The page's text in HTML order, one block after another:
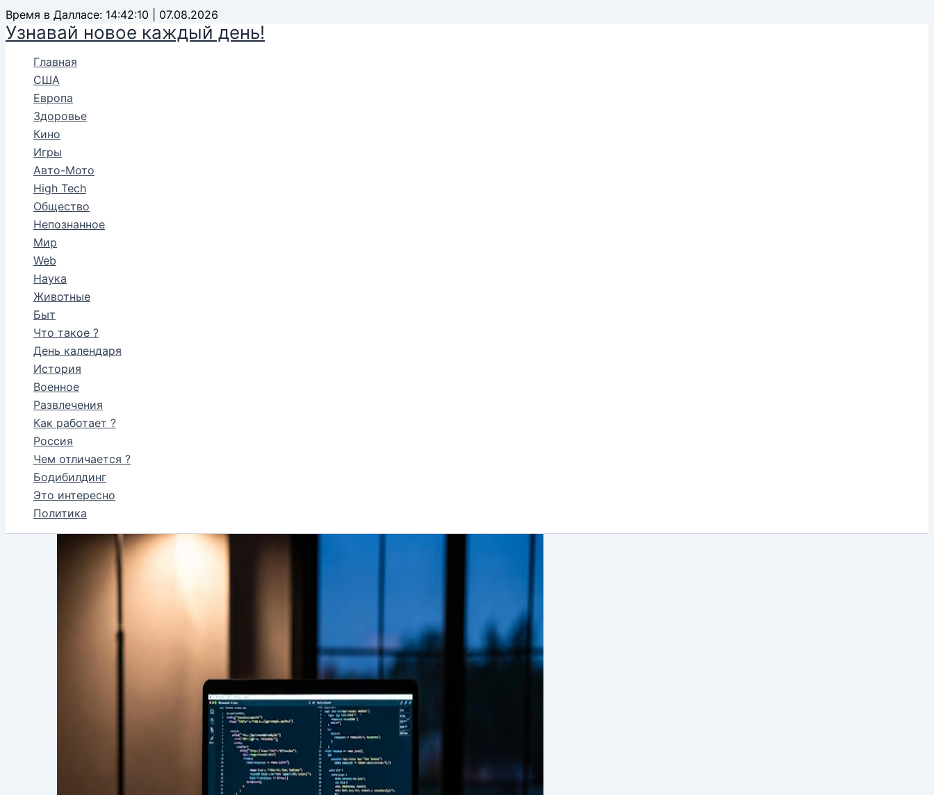
Время в Далласе: 14:42:11 | 07.08.2026Перейти
к
Узнавай новое каждый день!
Главная
США
Европа
Здоровье
Кино
Игры
Авто-Мото
High Tech
Общество
Непознанное
Мир
Web
Наука
Животные
Быт
Что такое ?
День календаря
История
Военное
Развлечения
Как работает ?
Россия
Чем отличается ?
Бодибилдинг
Это интересно
Политика